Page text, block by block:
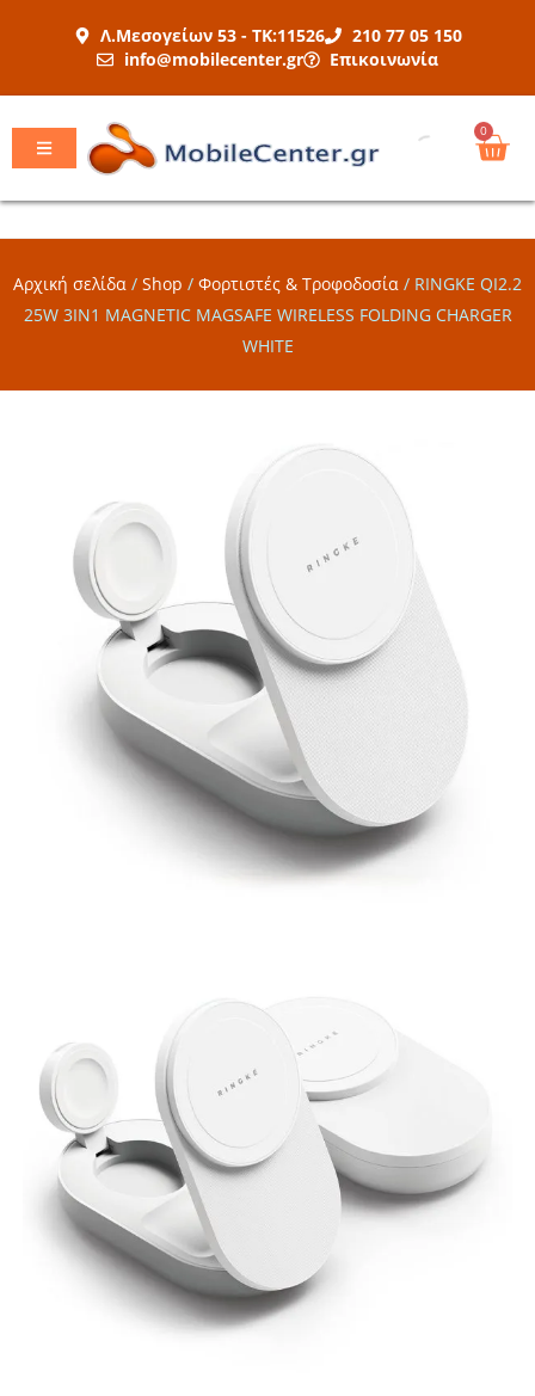
Λ.Μεσογείων 53 - ΤΚ:11526
210 77 05 150
info@mobilecenter.gr
Επικοινωνία
0
Αρχική σελίδα / Shop / Φορτιστές & Τροφοδοσία / RINGKE QI2.2
25W 3IN1 MAGNETIC MAGSAFE WIRELESS FOLDING CHARGER
WHITE